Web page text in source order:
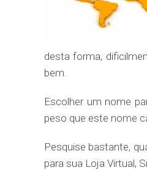
desta forma,
bem.
Escolher um nome
peso que este nome
Pesquise bastante,
para sua Loja Virtual,